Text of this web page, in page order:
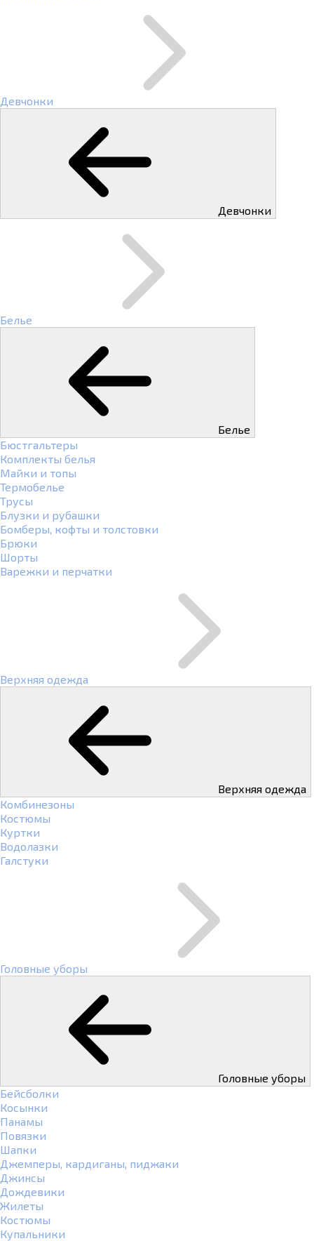
Девчонки
Девчонки
Белье
Белье
Бюстгальтеры
Комплекты белья
Майки и топы
Термобелье
Трусы
Блузки и рубашки
Бомберы, кофты и толстовки
Брюки
Шорты
Варежки и перчатки
Верхняя одежда
Верхняя одежда
Комбинезоны
Костюмы
Куртки
Водолазки
Галстуки
Головные уборы
Головные уборы
Бейсболки
Косынки
Панамы
Повязки
Шапки
Джемперы, кардиганы, пиджаки
Джинсы
Дождевики
Жилеты
Костюмы
Купальники